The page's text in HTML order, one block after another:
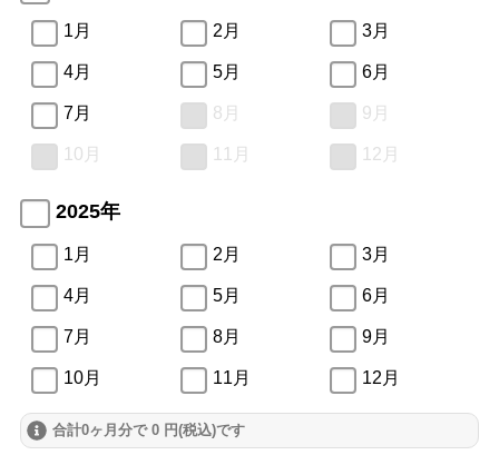
1月 2月 3月
4月 5月 6月
7月 8月 9月
10月 11月 12月
2025年
1月 2月 3月
4月 5月 6月
7月 8月 9月
10月 11月 12月
2024年
合計0ヶ月分で 0 円(税込)です